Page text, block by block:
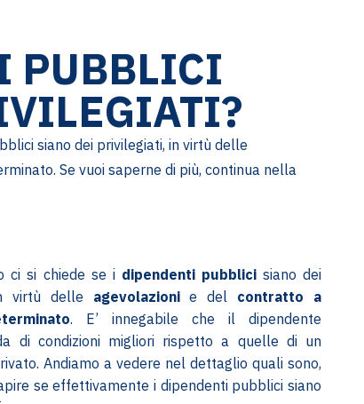
PUBBLICI
siano dei privilegiati, in virtù delle
Se vuoi saperne di più, continua nella
ci si chiede se i dipendenti pubblicisiano dei
virtù delle agevolazionie del contratto a
. E’ innegabile che il dipendente
di condizioni migliori rispetto a quelle di un
Andiamo a vedere nel dettaglio quali sono,
se effettivamente i dipendenti pubblici siano